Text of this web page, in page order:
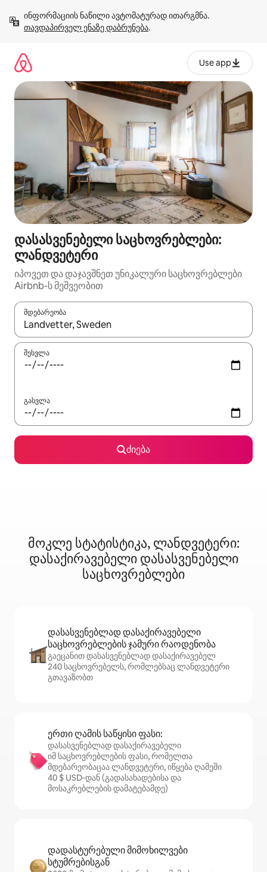
გადასვლა
თავდაპირველ ენაზე დაბრუნება.
Use app
დასასვენებელი საცხოვრებლები:
ლანდვეტერი
იპოვეთ და დაჯავშნეთ უნიკალური საცხოვრებლები
Airbnb-ს მეშვეობით
მდებარეობა
როცა შედეგები ხელმისაწვდომი გახდება, ნავიგაციისთვის
შესვლა
გასვლა
ძიება
მოკლე სტატისტიკა, ლანდვეტერი:
დასაქირავებელი დასასვენებელი
საცხოვრებლები
დასასვენებლად დასაქირავებელი
საცხოვრებლების ჯამური რაოდენობა
გაეცანით დასასვენებლად დასაქირავებელ
240 საცხოვრებელს, რომლებსაც ლანდვეტერი
გთავაზობთ
ერთი ღამის საწყისი ფასი:
დასასვენებლად დასაქირავებელი
იმ საცხოვრებლების ფასი, რომელთა
მდებარეობაცაა ლანდვეტერი, იწყება ღამეში
40 $ USD‑დან (გადასახადებისა და
მოსაკრებლების დამატებამდე)
დადასტურებული მიმოხილვები
სტუმრებისგან